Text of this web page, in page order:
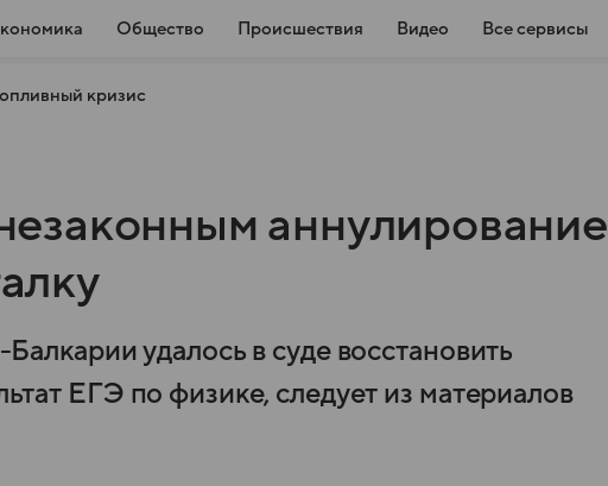
Общество Происшествия Видео Все сервисы
кризис
аннулирование
удалось в суде восстановить
ЕГЭ по физике, следует из материалов